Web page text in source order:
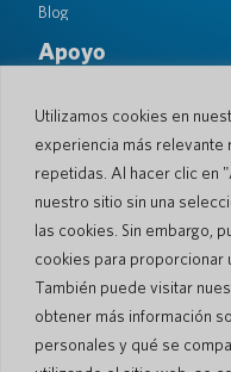
Utilizamos cookies en
experiencia más
repetidas. Al hacer clic en
nuestro sitio sin una
las cookies. Sin embargo,
cookies para proporcionar
También puede visitar
obtener más información
personales y qué se
Blog
Apoyo
Política de Devolución
Política de Envío
Contacto
Consulta
© 2026 Pocketalk
Política de cookies
Configuración de cookies